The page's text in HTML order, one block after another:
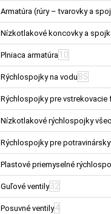
Armatúra (rúry – tvarovky a
Nízkotlakové koncovky a
Plniaca armatúra 10
Rýchlospojky na vodu 85
Rýchlospojky pre vstrekovacie
Nízkotlakové rýchlospojky
Rýchlospojky pre potravinársky
Plastové priemyselné
Guľové ventily32
Posuvné ventily4